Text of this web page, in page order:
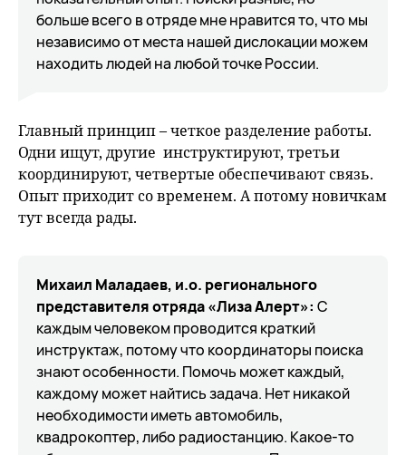
больше всего в отряде мне нравится то, что мы
независимо от места нашей дислокации можем
находить людей на любой точке России.
Главный принцип – четкое разделение работы.
Одни ищут, другие инструктируют, третьи
координируют, четвертые обеспечивают связь.
Опыт приходит со временем. А потому новичкам
тут всегда рады.
Михаил Маладаев, и.о. регионального
представителя отряда «Лиза Алерт»: С
каждым человеком проводится краткий
инструктаж, потому что координаторы поиска
знают особенности. Помочь может каждый,
каждому может найтись задача. Нет никакой
необходимости иметь автомобиль,
квадрокоптер, либо радиостанцию. Какое-то